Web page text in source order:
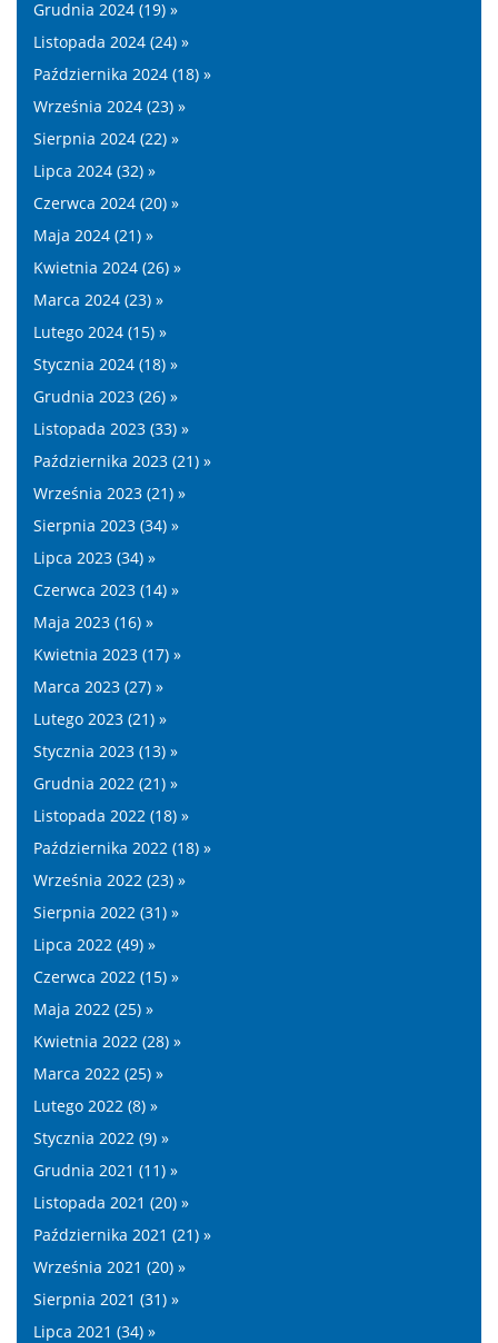
Grudnia 2024 (19) »
Listopada 2024 (24) »
Października 2024 (18) »
Września 2024 (23) »
Sierpnia 2024 (22) »
Lipca 2024 (32) »
Czerwca 2024 (20) »
Maja 2024 (21) »
Kwietnia 2024 (26) »
Marca 2024 (23) »
Lutego 2024 (15) »
Stycznia 2024 (18) »
Grudnia 2023 (26) »
Listopada 2023 (33) »
Października 2023 (21) »
Września 2023 (21) »
Sierpnia 2023 (34) »
Lipca 2023 (34) »
Czerwca 2023 (14) »
Maja 2023 (16) »
Kwietnia 2023 (17) »
Marca 2023 (27) »
Lutego 2023 (21) »
Stycznia 2023 (13) »
Grudnia 2022 (21) »
Listopada 2022 (18) »
Października 2022 (18) »
Września 2022 (23) »
Sierpnia 2022 (31) »
Lipca 2022 (49) »
Czerwca 2022 (15) »
Maja 2022 (25) »
Kwietnia 2022 (28) »
Marca 2022 (25) »
Lutego 2022 (8) »
Stycznia 2022 (9) »
Grudnia 2021 (11) »
Listopada 2021 (20) »
Października 2021 (21) »
Września 2021 (20) »
Sierpnia 2021 (31) »
Lipca 2021 (34) »